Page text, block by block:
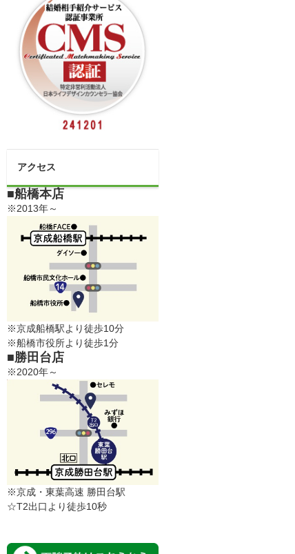
アクセス
■船橋本店
※2013年～
※京成船橋駅より徒歩10分
※船橋市役所より徒歩1分
■勝田台店
※2020年～
※京成・東葉高速 勝田台駅
☆T2出口より徒歩10秒